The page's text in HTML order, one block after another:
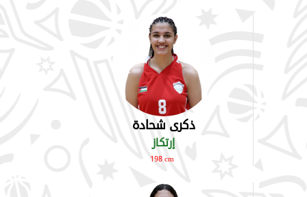
ذكرى شحادة
إرتكاز
198 cm